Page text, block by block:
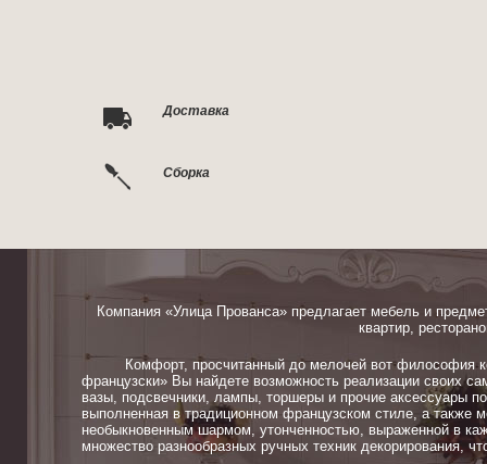
Доставка
Сборка
Компания «Улица Прованса» предлагает мебель и
квартир,
Комфорт, просчитанный до мелочей вот философия
французски» Вы найдете возможность реализации своих
вазы, подсвечники, лампы, торшеры и прочие аксессуары
выполненная в традиционном французском стиле, а также
необыкновенным шармом, утонченностью, выраженной в
множество разнообразных ручных техник декорирования,